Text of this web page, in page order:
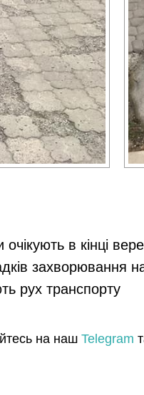
в кінці
захворювання
рух транспорту
на наш Telegram